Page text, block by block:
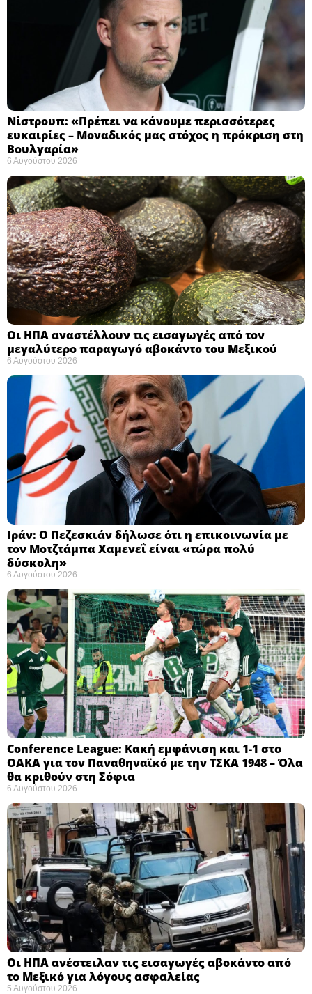
Νίστρουπ: «Πρέπει να κάνουμε περισσότερες
ευκαιρίες – Μοναδικός μας στόχος η πρόκριση στη
Βουλγαρία» ​
6 Αυγούστου 2026
Οι ΗΠΑ αναστέλλουν τις εισαγωγές από τον
μεγαλύτερο παραγωγό αβοκάντο του Μεξικού ​
6 Αυγούστου 2026
Ιράν: Ο Πεζεσκιάν δήλωσε ότι η επικοινωνία με
τον Μοτζτάμπα Χαμενεΐ είναι «τώρα πολύ
δύσκολη» ​
6 Αυγούστου 2026
Conference League: Κακή εμφάνιση και 1-1 στο
ΟΑΚΑ για τον Παναθηναϊκό με την ΤΣΚΑ 1948 – Όλα
θα κριθούν στη Σόφια ​
6 Αυγούστου 2026
Οι ΗΠΑ ανέστειλαν τις εισαγωγές αβοκάντο από
το Μεξικό για λόγους ασφαλείας
5 Αυγούστου 2026